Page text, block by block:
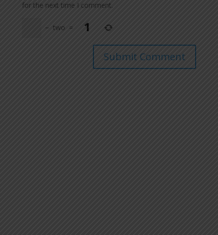
for the next time I comment.
− two =